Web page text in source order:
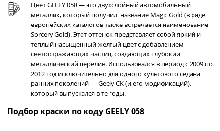
Цвет GEELY 058 — это двухслойный автомобильный
металлик, который получил название Magic Gold (в ряде
европейских каталогов также встречается наименование
Sorcery Gold). Этот оттенок представляет собой яркий и
теплый насыщенный желтый цвет с добавлением
светоотражающих частиц, создающих глубокий
металлический перелив. Использовался в период с 2009 по
2012 год исключительно для одного культового седана
ранних поколений — Geely CK (и его модификаций),
который выпускался в те годы.
Подбор краски по коду GEELY 058